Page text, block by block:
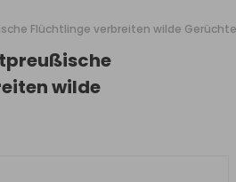
Flüchtlinge verbreiten wilde Gerüchte
wilde